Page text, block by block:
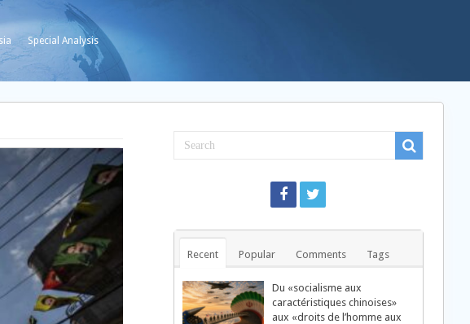
Special Analysis
Recent Popular Comments Tags
Du «socialisme aux
caractéristiques chinoises»
aux «droits de l’homme aux